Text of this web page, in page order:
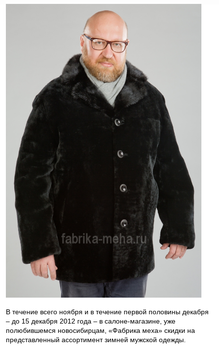
В течение всего ноября и в течение первой половины декабря
– до 15 декабря 2012 года – в салоне-магазине, уже
полюбившемся новосибирцам, «Фабрика меха» скидки на
представленный ассортимент зимней мужской одежды.